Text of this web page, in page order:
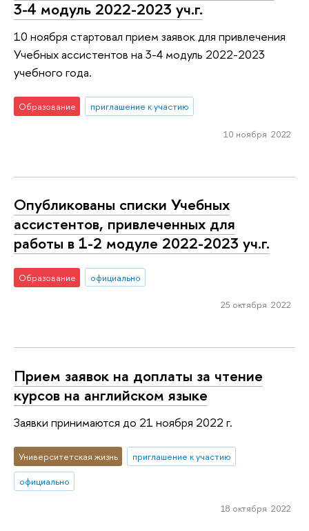
3-4 модуль 2022-2023 уч.г.
10 ноября стартовал прием заявок для привлечения
Учебных ассистентов на 3-4 модуль 2022-2023
учебного года.
Образование приглашение к участию
10 ноября 2022
Опубликованы списки Учебных
ассистентов, привлеченных для
работы в 1-2 модуле 2022-2023 уч.г.
Образование официально
25 октября 2022
Прием заявок на доплаты за чтение
курсов на английском языке
Заявки принимаются до 21 ноября 2022 г.
Университетская жизнь
приглашение к участию
официально
18 октября 2022